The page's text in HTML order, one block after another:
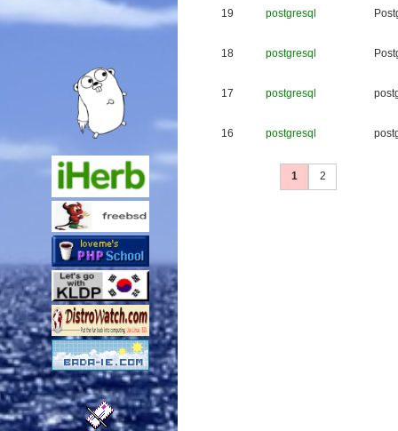
19 postgresql Post
18 postgresql Post
17 postgresql post
16 postgresql post
1 2